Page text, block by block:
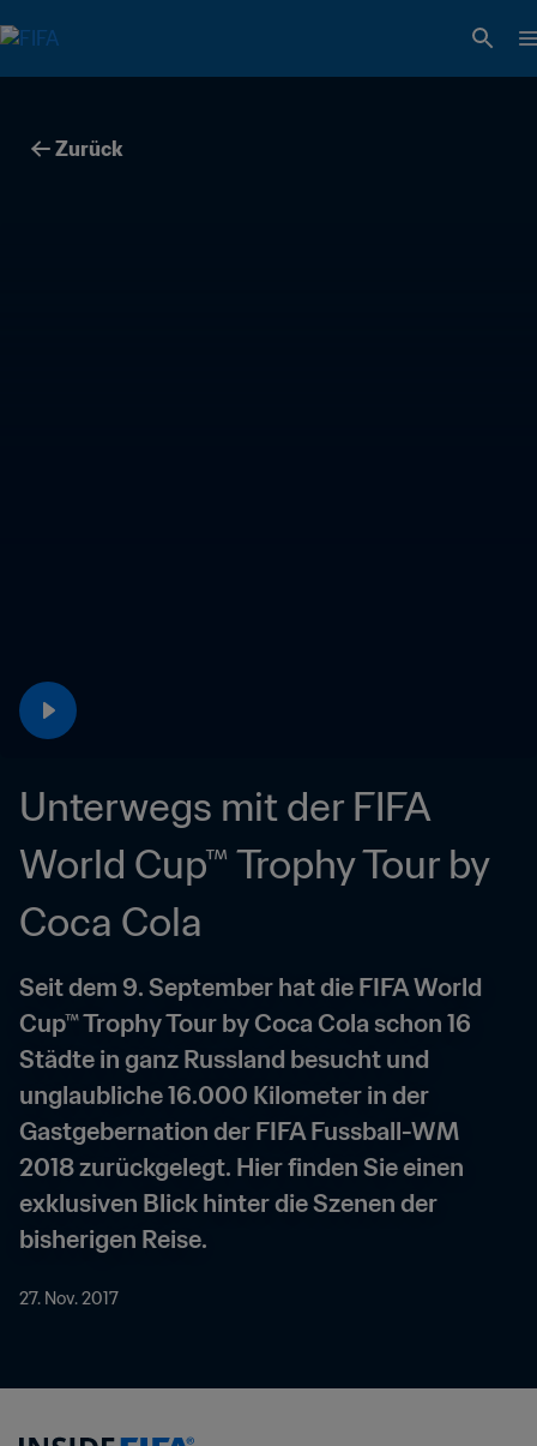
Zurück
Unterwegs mit der FIFA
World Cup™ Trophy Tour by
Coca Cola
Seit dem 9. September hat die FIFA World
Cup™ Trophy Tour by Coca Cola schon 16
Städte in ganz Russland besucht und
unglaubliche 16.000 Kilometer in der
Gastgebernation der FIFA Fussball-WM
2018 zurückgelegt. Hier finden Sie einen
exklusiven Blick hinter die Szenen der
bisherigen Reise.
27. Nov. 2017